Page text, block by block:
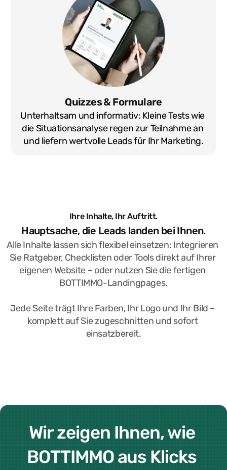
Quizzes & Formulare
Unterhaltsam und informativ: Kleine Tests wie
die Situationsanalyse regen zur Teilnahme an
und liefern wertvolle Leads für Ihr Marketing.
Ihre Inhalte, Ihr Auftritt.
Hauptsache, die Leads landen bei Ihnen.
Alle Inhalte lassen sich flexibel einsetzen: Integrieren
Sie Ratgeber, Checklisten oder Tools direkt auf Ihrer
eigenen Website – oder nutzen Sie die fertigen
BOTTIMMO-Landingpages.
Jede Seite trägt Ihre Farben, Ihr Logo und Ihr Bild –
komplett auf Sie zugeschnitten und sofort
einsatzbereit.
Wir zeigen Ihnen, wie
BOTTIMMO aus Klicks